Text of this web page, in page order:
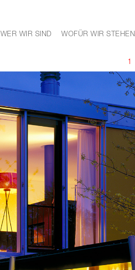
WER WIR SIND WOFÜR WIR STEHEN
1